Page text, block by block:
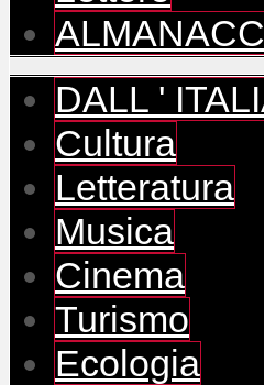
DALL '
Cultura
Letteratura
Musica
Cinema
Turismo
Ecologia